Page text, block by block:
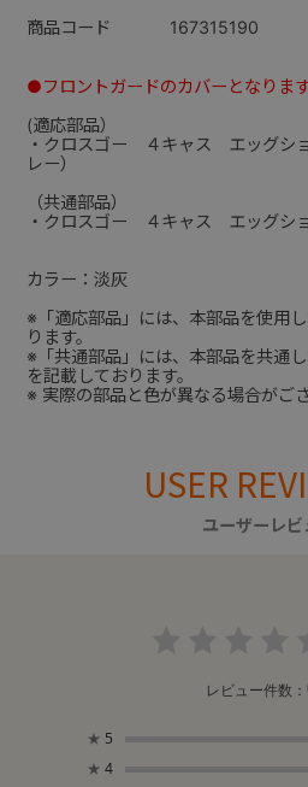
商品コード 167315190
●フロントガードのカバーとなりま
(適応部品）
・クロスゴー ４キャス エッグシ
レー）
（共通部品）
・クロスゴー ４キャス エッグ
カラー：淡灰
※「適応部品」には、本部品を使用
ります。
※「共通部品」には、本部品を共通
を記載しております。
※ 実際の部品と色が異なる場合がござ
USER
ユーザーレビ
レビュー件数：
★ 5
★ 4